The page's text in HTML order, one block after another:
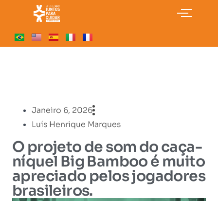
Janeiro 6, 2026
Luís Henrique Marques
O projeto de som do caça-
níquel Big Bamboo é muito
apreciado pelos jogadores
brasileiros.